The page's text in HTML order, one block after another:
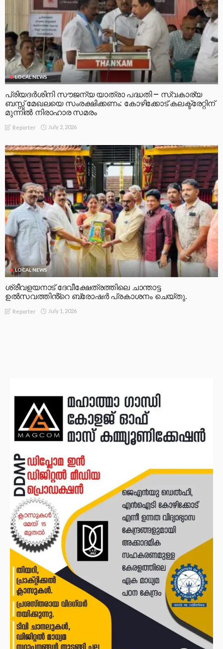
LOCAL NEWS
പ്രിയദർശിനി സൗജന്യ യാത്രാ പദ്ധതി – സ്വകാര്യ
ബസ്സ് മേഖലയെ സംരക്ഷിക്കണം: കോഴിക്കോട് കലക്ട്രേറ്റിന്
മുന്നിൽ നിരാഹാര സമരം
Reporter July 2, 2026
LOCAL NEWS
ശ്രീവളയനാട് ദേവീക്ഷേത്രത്തിലെ ചാന്താട്ട
ഉൽസവത്തിൻ്റെ ബ്രോഷർ പ്രകാശനം ചെയ്തു.
Reporter July 1, 2026